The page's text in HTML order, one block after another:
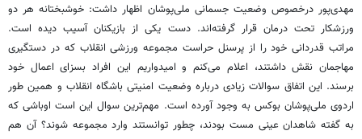
مهدی‌پور درخصوص وضعیت جسمانی ملی‌پوشان اظهار داشت: خوشبختانه هر دو
ورزشکار تحت درمان قرار گرفته‌اند. دست یکی از بازیکنان آسیب دیده است.
مراتب قدردانی خود را از پرسنل حراست مجموعه ورزشی انقلاب که در دستگیری
مهاجمان نقش داشتند، اعلام می‌کنم و امیدواریم این افراد بسزای اعمال خود
برسند. این اتفاق سوالات زیادی درباره وضعیت امنیتی باشگاه انقلاب و همین طور
اردوی ملی‌پوشان بوکس به وجود آورده است. مهم‌ترین سوال این است اوباشی که
به گفته شاهدان عینی مست بودند، چطور توانستند ‌وارد مجموعه شوند؟ آن هم